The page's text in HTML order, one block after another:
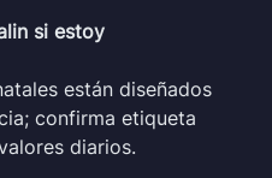
si estoy
están diseñados
confirma etiqueta
diarios.